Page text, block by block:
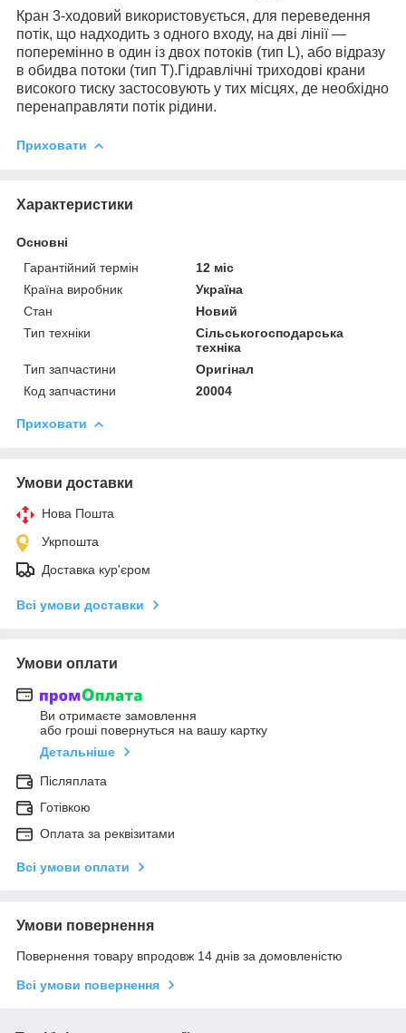
Кран 3-ходовий використовується, для переведення
потік, що надходить з одного входу, на дві лінії —
поперемінно в один із двох потоків (тип L), або відразу
в обидва потоки (тип T).Гідравлічні триходові крани
високого тиску застосовують у тих місцях, де необхідно
перенаправляти потік рідини.
Приховати
Характеристики
Основні
Гарантійний термін
12 міс
Країна виробник
Україна
Стан
Новий
Тип техніки
Сільськогосподарська
техніка
Тип запчастини
Оригінал
Код запчастини
20004
Приховати
Умови доставки
Нова Пошта
Укрпошта
Доставка кур'єром
Всі умови доставки
Умови оплати
Ви отримаєте замовлення
або гроші повернуться на вашу картку
Детальніше
Післяплата
Готівкою
Оплата за реквізитами
Всі умови оплати
Умови повернення
Повернення товару впродовж 14 днів за домовленістю
Всі умови повернення